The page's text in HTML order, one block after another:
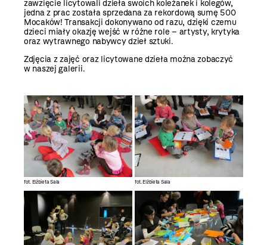
zawzięcie licytowali dzieła swoich koleżanek i kolegów,
jedna z prac została sprzedana za rekordową sumę 500
Mocaków! Transakcji dokonywano od razu, dzięki czemu
dzieci miały okazję wejść w różne role – artysty, krytyka
oraz wytrawnego nabywcy dzieł sztuki.
Zdjęcia z zajęć oraz licytowane dzieła można zobaczyć
w naszej galerii.
fot. Elżbieta Sala fot. Elżbieta Sala